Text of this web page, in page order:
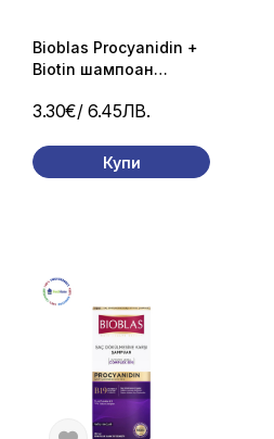
3.30€/ 6.45ЛВ.
Bioblas Procyanidin +
Biotin шампоан
стрес 360 мл
Купи